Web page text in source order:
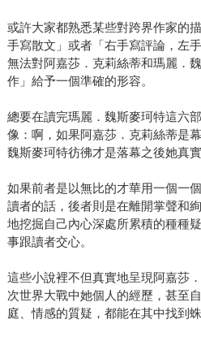
或許大家都熟悉某些對跨界作家的
手寫散文」或者「右手寫評論，左
無法對阿嘉莎．克莉絲蒂和瑪麗．
作」給予一個準確的形容。
總要在讀完瑪麗．魏斯麥珂特這六
像：啊，如果阿嘉莎．克莉絲蒂是
魏斯麥珂特彷彿才是落幕之後她真實
如果前者是以無比的才華用一個一
讀者的話，後者則是在離開掌聲和
地挖掘自己內心深處所累積的種種
事跟讀者交心。
這些小說裡不但真實地呈現阿嘉莎
次世界大戰中她個人的經歷，甚至
庭、情感的質疑，都能在其中找到蛛